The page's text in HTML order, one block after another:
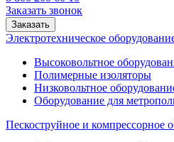
Заказать звонок
Заказать
Электротехническое
Высоковольтное
Полимерные изоляторы
Низковольтное
Оборудование для
Пескоструйное и компрессорное